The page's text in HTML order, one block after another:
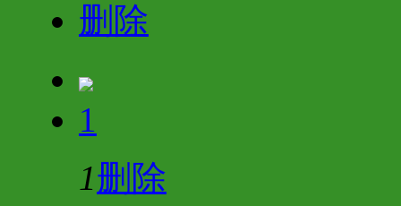
删除
1
1删除